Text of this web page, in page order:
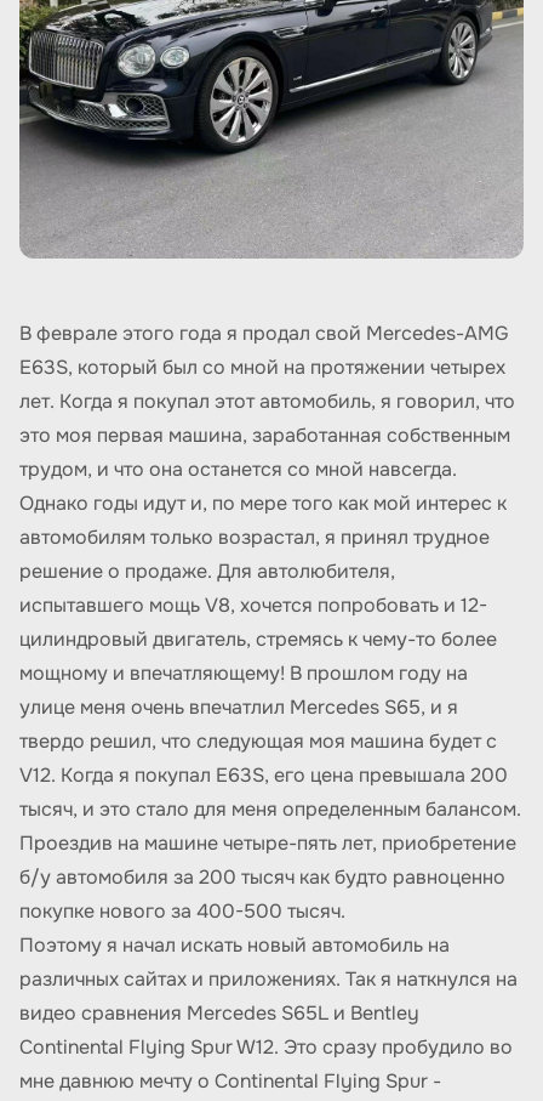
В феврале этого года я продал свой Mercedes-AMG
E63S, который был со мной на протяжении четырех
лет. Когда я покупал этот автомобиль, я говорил, что
это моя первая машина, заработанная собственным
трудом, и что она останется со мной навсегда.
Однако годы идут и, по мере того как мой интерес к
автомобилям только возрастал, я принял трудное
решение о продаже. Для автолюбителя,
испытавшего мощь V8, хочется попробовать и 12-
цилиндровый двигатель, стремясь к чему-то более
мощному и впечатляющему! В прошлом году на
улице меня очень впечатлил Mercedes S65, и я
твердо решил, что следующая моя машина будет с
V12. Когда я покупал E63S, его цена превышала 200
тысяч, и это стало для меня определенным балансом.
Проездив на машине четыре-пять лет, приобретение
б/у автомобиля за 200 тысяч как будто равноценно
покупке нового за 400-500 тысяч.
Поэтому я начал искать новый автомобиль на
различных сайтах и приложениях. Так я наткнулся на
видео сравнения Mercedes S65L и Bentley
Continental Flying Spur W12. Это сразу пробудило во
мне давнюю мечту о Continental Flying Spur -